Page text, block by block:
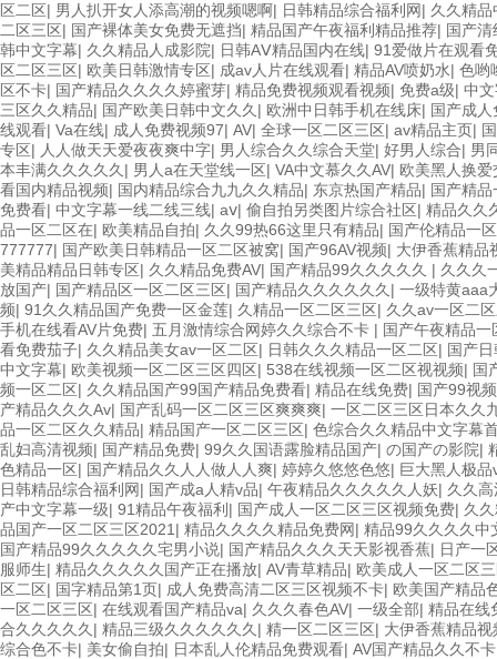
区二区| 男人扒开女人添高潮的视频嗯啊| 日韩精品综合福利网| 久久精
二区三区| 国产裸体美女免费无遮挡| 精品国产午夜福利精品推荐| 国产
韩中文字幕| 久久精品人成影院| 日韩AⅤ精品国内在线| 91爱做片在观看
区二区三区| 欧美日韩激情专区| 成av人片在线观看| 精品AV喷奶水| 色哟
区不卡| 国产精品久久久久婷蜜芽| 精品免费视频观看视频| 免费a级| 中
三区久久精品| 国产欧美日韩中文久久 | 欧洲中日韩手机在线床| 国产成
线观看| Va在线| 成人免费视频97| AV| 全球一区二区三区| av精品主页|
专区| 人人做天天爱夜夜爽中字| 男人综合久久综合天堂| 好男人综合| 男
本丰满久久久久久 | 男人a在天堂线一区| VA中文慕久久AV| 欧美黑人换
看国内精品视频| 国内精品综合九九久久精品| 东京热国产精品| 国产精
免费看| 中文字幕一线二线三线| aⅴ| 偷自拍另类图片综合社区| 精品久久
品一区二区在| 欧美精品自拍| 久久99热66这里只有精品| 国产伦精品一
777777| 国产欧美日韩精品一区二区被窝| 国产96AV视频| 大伊香蕉精品
美精品精品日韩专区| 久久精品免费AV| 国产精品99久久久久久 | 久久久
放国产| 国产精品区一区二区三区| 国产精品久久久久久久 | 一级特黄aaa
频| 91久久精品国产免费一区金莲| 久精品一区二区三区| 久久av一区二
手机在线看AV片免费| 五月激情综合网婷久久综合不卡 | 国产午夜精品
看免费茄子| 久久精品美女av一区二区| 日韩久久久精品一区二区| 国产
中文字幕| 欧美视频一区二区三区四区| 538在线视频一区二区视视频| 国
频一区二区| 久久精品国产99国产精品免费看| 精品在线免费| 国产99视
产精品久久久Av| 国产乱码一区二区三区爽爽爽| 一区二区三区日本久久
品一区二区久久精品| 精品国产一区二区三区| 色综合久久精品中文字幕
乱妇高清视频| 国产精品免费| 99久久国语露脸精品国产| の国产の影院|
色精品一区| 国产精品久久人人做人人爽| 婷婷久悠悠色悠| 巨大黑人极
日韩精品综合福利网| 国产成a人精v品| 午夜精品久久久久久人妖| 久久
产中文字幕一级| 91精品午夜福利 | 国产成人一区二区三区视频免费| 久
品国产一区二区三区2021 | 精品久久久久精品免费网| 精品99久久久久中
国产精品99久久久久久宅男小说| 国产精品久久久天天影视香蕉| 日产一
服师生| 精品久久久久久国产正在播放| AV青草精品| 欧美成人一区二区
区二区| 国字精品第1页| 成人免费高清二区三区视频不卡| 欧美国产精品
一区二区三区| 在线观看国产精品va| 久久久春色AV| 一级全部| 精品在线
合久久久久久 | 精品三级久久久久久久 | 精一区二区三区| 大伊香蕉精品
综合色不卡| 美女偷自拍| 日本乱人伦精品免费观看| AV国产精品久久不卡